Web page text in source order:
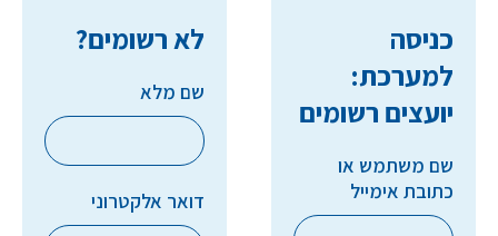
כניסה
למערכת:
יועצים רשומים
שם משתמש או
כתובת אימייל
לא רשומים?
שם מלא
דואר אלקטרוני